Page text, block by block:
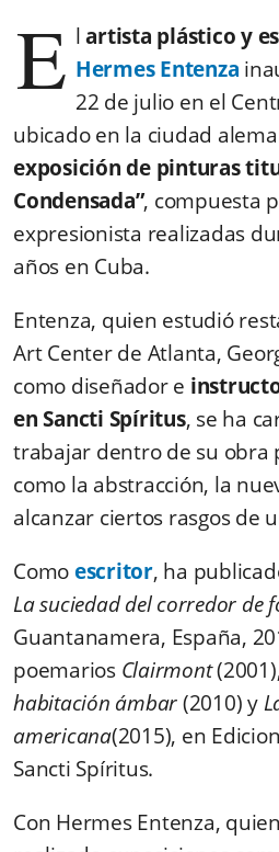
E lartista plástico y
Hermes Entenza
22 de julio en el
ubicado en la ciudad
exposición de pinturas
Condensada”, compuesta
expresionista realizadas
años en Cuba.
Entenza, quien estudió
Art Center de Atlanta,
como diseñador e
en Sancti Spíritus, se ha
trabajar dentro de su obra
como la abstracción, la
alcanzar ciertos rasgos de
Comoescritor, ha
La suciedad del corredor de
Guantanamera, España,
poemarios Clairmont
habitación ámbar(2010) y
americana(2015), en
Sancti Spíritus.
Con Hermes Entenza,